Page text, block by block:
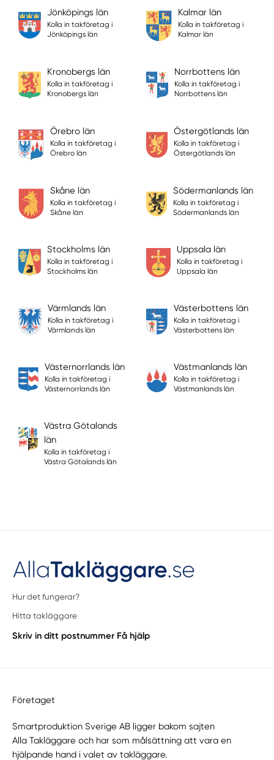
Jönköpings län
Kolla in takföretag i
Jönköpings län
Kalmar län
Kolla in takföretag i
Kalmar län
Kronobergs län
Kolla in takföretag i
Kronobergs län
Norrbottens län
Kolla in takföretag i
Norrbottens län
Örebro län
Kolla in takföretag i
Örebro län
Östergötlands län
Kolla in takföretag i
Östergötlands län
Skåne län
Kolla in takföretag i
Skåne län
Södermanlands län
Kolla in takföretag i
Södermanlands län
Stockholms län
Kolla in takföretag i
Stockholms län
Uppsala län
Kolla in takföretag i
Uppsala län
Värmlands län
Kolla in takföretag i
Värmlands län
Västerbottens län
Kolla in takföretag i
Västerbottens län
Västernorrlands län
Kolla in takföretag i
Västernorrlands län
Västmanlands län
Kolla in takföretag i
Västmanlands län
Västra Götalands
län
Kolla in takföretag i
Västra Götalands län
Hur det fungerar?
Hitta takläggare
Skriv in ditt postnummer Få hjälp
Företaget
Smartproduktion Sverige AB ligger bakom sajten
Alla Takläggare och har som målsättning att vara en
hjälpande hand i valet av takläggare.